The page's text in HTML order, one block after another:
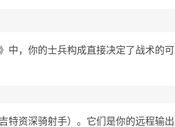
中，你的士兵构成直接决定了战术的可
特资深骑射手）。它们是你的远程输出